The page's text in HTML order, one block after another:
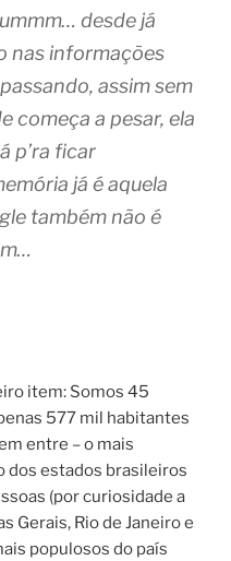
desde já
nas informações
assim sem
começa a pesar, ela
p’ra ficar
já é aquela
também não é
item: Somos 45
577 mil habitantes
entre – o mais
dos estados brasileiros
(por curiosidade a
Gerais, Rio de Janeiro e
populosos do país